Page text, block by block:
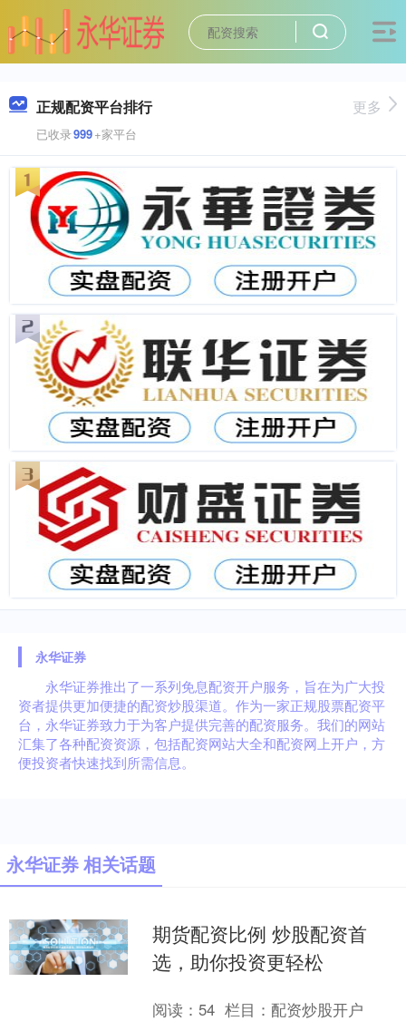
正规配资平台排行
已收录999+家平台
更多
永华证券
永华证券推出了一系列免息配资开户服务，旨在为广大投
资者提供更加便捷的配资炒股渠道。作为一家正规股票配资平
台，永华证券致力于为客户提供完善的配资服务。我们的网站
汇集了各种配资资源，包括配资网站大全和配资网上开户，方
便投资者快速找到所需信息。
永华证券 相关话题
期货配资比例 炒股配资首
选，助你投资更轻松
阅读： 54 栏目：配资炒股开户